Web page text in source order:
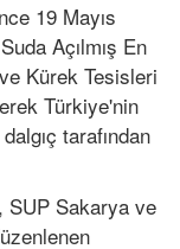
19 Mayıs
Açılmış En
Kürek Tesisleri
Türkiye'nin
tarafından
SUP Sakarya ve